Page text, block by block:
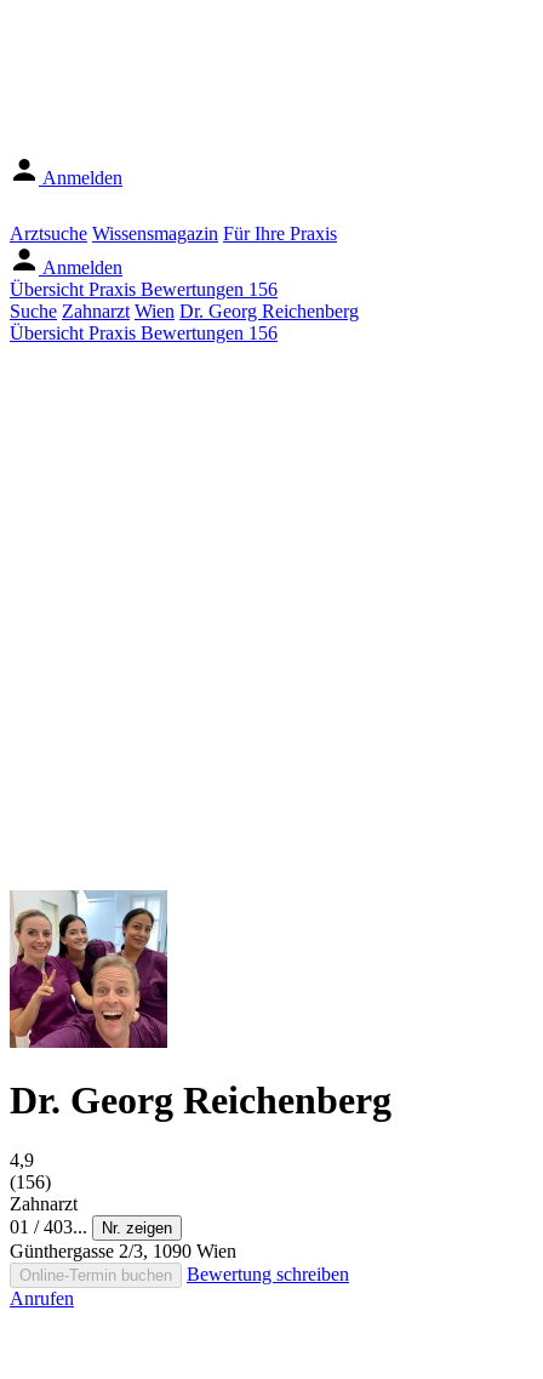
Anmelden
Arztsuche Wissensmagazin Für Ihre Praxis
Anmelden
Übersicht Praxis Bewertungen 156
Suche Zahnarzt Wien Dr. Georg Reichenberg
Übersicht Praxis Bewertungen 156
Dr. Georg Reichenberg
4,9
(156)
Zahnarzt
01 / 403...
Nr. zeigen
Günthergasse 2/3, 1090 Wien
Online-Termin buchen
Bewertung schreiben
Anrufen